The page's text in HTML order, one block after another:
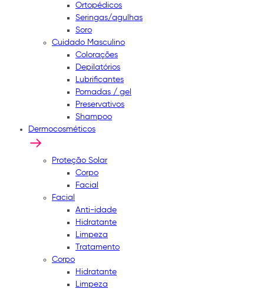
Ortopédicos
Seringas/agulhas
Soro
Cuidado Masculino
Colorações
Depilatórios
Lubrificantes
Pomadas / gel
Preservativos
Shampoo
Dermocosméticos
Proteção Solar
Corpo
Facial
Facial
Anti-idade
Hidratante
Limpeza
Tratamento
Corpo
Hidratante
Limpeza